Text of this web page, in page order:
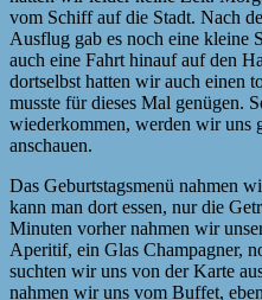
vom Schiff auf die Stadt. Nach
Ausflug gab es noch eine kleine
auch eine Fahrt hinauf auf den
dortselbst hatten wir auch einen
musste für dieses Mal genügen.
wiederkommen, werden wir uns
anschauen.
Das Geburtstagsmenü nahmen
kann man dort essen, nur die
Minuten vorher nahmen wir
Aperitif, ein Glas Champagner,
suchten wir uns von der Karte
nahmen wir uns vom Buffet,